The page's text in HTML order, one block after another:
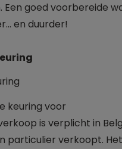
Een goed voorbereide
en duurder!
keuring voor
is verplicht in
particulier verkoopt. Het